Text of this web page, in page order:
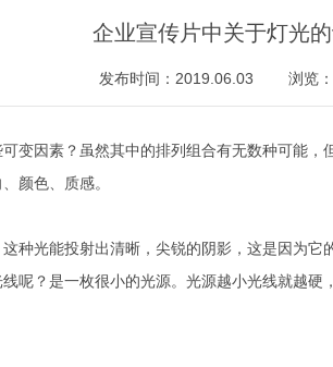
企业宣传片中关于灯光
发布时间：2019.06.03 浏览
变因素？虽然其中的排列组合有无数种可能，
颜色、质感。
种光能投射出清晰，尖锐的阴影，这是因为
呢？是一枚很小的光源。光源越小光线就越